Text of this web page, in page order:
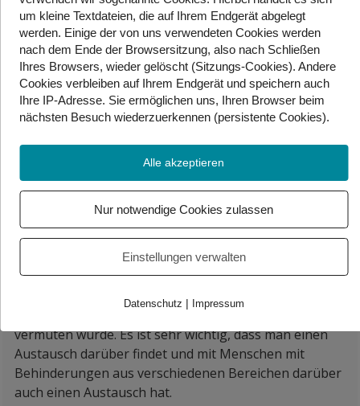
der Klimakrise nicht überbleiben.
Ich habe selbst Multiple Sklerose und weiß daher wie
sich der Klimawandel auswirkt. Gerade wenn es sehr
heiß ist, geht es mir um vieles schlechter.
Klimaschutz braucht uns alle. Uns alle und zwar jetzt.
Unser aller Aufgabe ist es, mutig und klar auf das
gemeinsame Ziel der Klimaneutralität zuzugehen, um
für uns und unsere Kinder eine lebenswerte Welt zu
sichern.
Generell ist es so, dass das Thema Klimawandel und
Klimakatastrophen und humanitäre Krisen eines ist,
das Menschen mit Behinderungen besonders betrifft.
Auch wenn man das auf den ersten Blick gar nicht
vermuten würde. Es ist sehr wichtig, dass man einen
Austausch darüber findet und mit Menschen mit
Behinderungen aus verschiedenen Bereichen darüber
auch einen Austausch hat.
um kleine Textdateien, die auf Ihrem Endgerät abgelegt
werden. Einige der von uns verwendeten Cookies werden
nach dem Ende der Browsersitzung, also nach Schließen
Ihres Browsers, wieder gelöscht (Sitzungs-Cookies). Andere
Cookies verbleiben auf Ihrem Endgerät und speichern auch
Ihre IP-Adresse. Sie ermöglichen uns, Ihren Browser beim
nächsten Besuch wiederzuerkennen (persistente Cookies).
Alle akzeptieren
Nur notwendige Cookies zulassen
Einstellungen verwalten
Datenschutz | Impressum